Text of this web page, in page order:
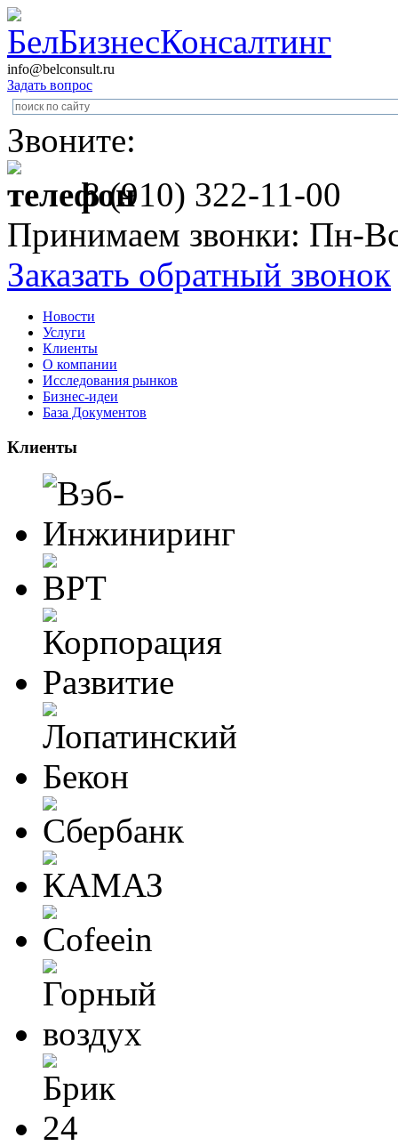
info@belconsult.ru
Задать вопрос
Звоните:
8 (910) 322-11-00
Принимаем звонки: Пн-
Заказать обратный звонок
Новости
Услуги
Клиенты
О компании
Исследования рынков
Бизнес-идеи
База Документов
Клиенты